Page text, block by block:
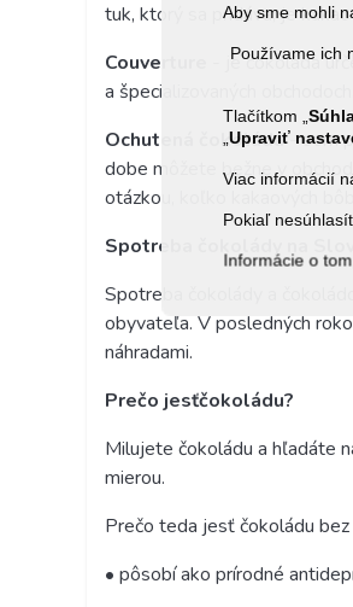
Aby sme mohli
Používame ich
Tlačítkom „
„Upraviť
Viac informácií
Pokiaľ
Informácie o
tuk, ktorý sa pridáva, je
Couverture
- je čokoláda
a špecializovaných obchodoch.
Ochutená čokoláda- sem
dobe môžete bežne v
otázkou, koľko kakaových
Spotreba čokolády na
Spotreba čokolády a
obyvateľa. V posledných
náhradami.
Prečo jesťčokoládu?
Milujete čokoládu a hľadáte
mierou.
Prečo teda jesť čokoládu
• pôsobí ako prírodné